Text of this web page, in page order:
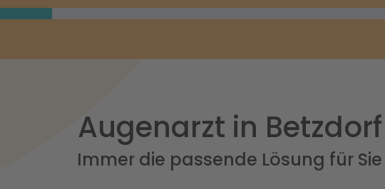
Augenarzt in Betzdorf
Immer die passende Lösung für Sie